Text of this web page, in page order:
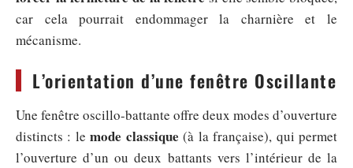
car cela pourrait endommager la charnière et le
mécanisme.
L’orientation d’une fenêtre Oscillante
Une fenêtre oscillo-battante offre deux modes d’ouverture
distincts : lemode classique (à la française), qui permet
l’ouverture d’un ou deux battants vers l’intérieur de la